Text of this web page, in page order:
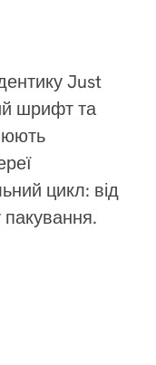
Just
шрифт та
цикл: від